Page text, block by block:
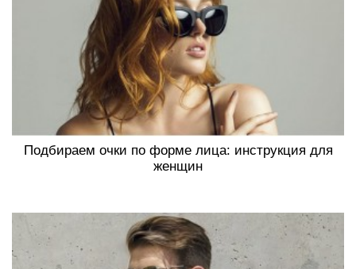
Подбираем очки по форме лица: инструкция для
женщин